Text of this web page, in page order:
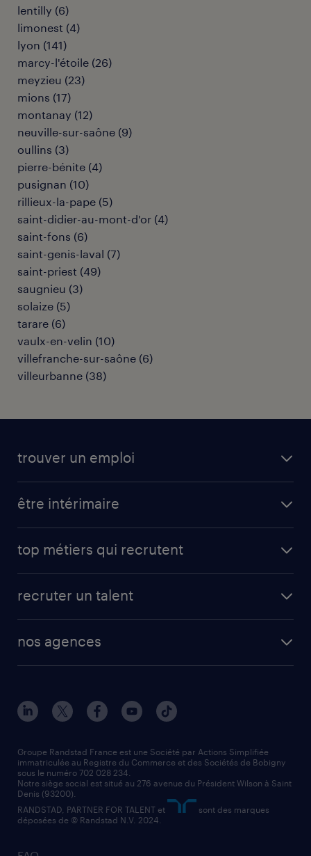
lentilly (6)
limonest (4)
lyon (141)
marcy-l'étoile (26)
meyzieu (23)
mions (17)
montanay (12)
neuville-sur-saône (9)
oullins (3)
pierre-bénite (4)
pusignan (10)
rillieux-la-pape (5)
saint-didier-au-mont-d'or (4)
saint-fons (6)
saint-genis-laval (7)
saint-priest (49)
saugnieu (3)
solaize (5)
tarare (6)
vaulx-en-velin (10)
villefranche-sur-saône (6)
villeurbanne (38)
trouver un emploi
créer un compte candidat
être intérimaire
app talent / portail web
top métiers qui recrutent
manutentionnaire
assistant administratif
comptable
recruter un talent
solutions opérationnelles
contact entreprise
faq intérim / recrutement
nos agences
nos agences par ville
nos agences par région
nos cabinets de recrutement
Groupe Randstad France est une Société par Actions Simplifiée
immatriculée au Registre du Commerce et des Sociétés de Bobigny
sous le numéro 702 028 234.
Notre siège social est situé au 276 avenue du Président Wilson à Saint
Denis (93200).
RANDSTAD, PARTNER FOR TALENT et
sont des marques
déposées de © Randstad N.V. 2024.